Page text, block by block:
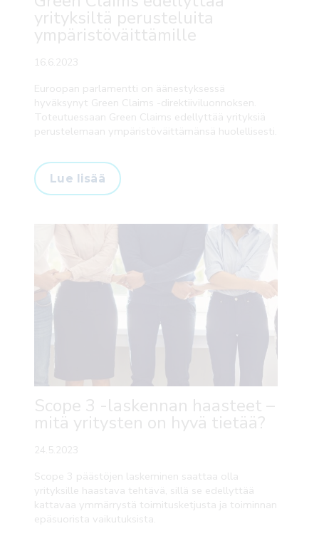
yrityksiltä perusteluita
ympäristöväittämille
16.6.2023
Euroopan parlamentti on äänestyksessä
hyväksynyt Green Claims -direktiiviluonnoksen.
Toteutuessaan Green Claims edellyttää yrityksiä
perustelemaan ympäristöväittämänsä huolellisesti.
Lue lisää
Scope 3 -laskennan haasteet –
mitä yritysten on hyvä tietää?
24.5.2023
Scope 3 päästöjen laskeminen saattaa olla
yrityksille haastava tehtävä, sillä se edellyttää
kattavaa ymmärrystä toimitusketjusta ja toiminnan
epäsuorista vaikutuksista.